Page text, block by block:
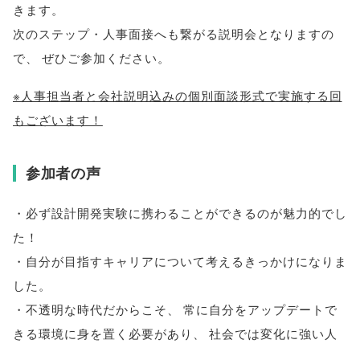
きます。
次のステップ・人事面接へも繋がる説明会となりますの
で、 ぜひご参加ください。
※人事担当者と会社説明込みの個別面談形式で実施する回
もございます！
参加者の声
・必ず設計開発実験に携わることができるのが魅力的でし
た！
・自分が目指すキャリアについて考えるきっかけになりま
した。
・不透明な時代だからこそ、
常に自分をアップデートで
きる環境に身を置く必要があり 、
社会では変化に強い人